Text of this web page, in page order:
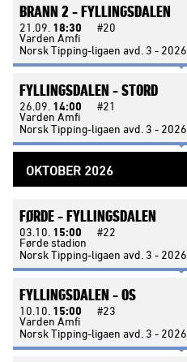
BRANN 2 -FYLLINGSDALEN
21.09. 18:30 #20
Varden Amfi
Norsk Tipping-ligaen avd. 3 - 2026
FYLLINGSDALEN -STORD
26.09. 14:00 #21
Varden Amfi
Norsk Tipping-ligaen avd. 3 - 2026
OKTOBER 2026
FØRDE -FYLLINGSDALEN
03.10. 15:00 #22
Førde stadion
Norsk Tipping-ligaen avd. 3 - 2026
FYLLINGSDALEN -OS
10.10. 15:00 #23
Varden Amfi
Norsk Tipping-ligaen avd. 3 - 2026